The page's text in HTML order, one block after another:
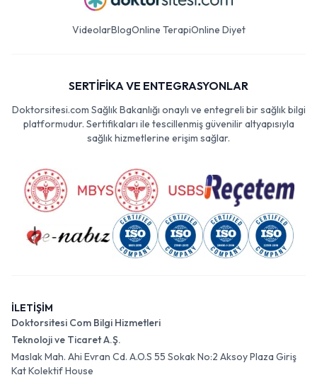
VideolarBlogOnline TerapiOnline Diyet
SERTİFİKA VE ENTEGRASYONLAR
Doktorsitesi.com Sağlık Bakanlığı onaylı ve entegreli bir sağlık bilgi
platformudur. Sertifikaları ile tescillenmiş güvenilir altyapısıyla
sağlık hizmetlerine erişim sağlar.
İLETİŞİM
Doktorsitesi Com Bilgi Hizmetleri
Teknoloji ve Ticaret A.Ş.
Maslak Mah. Ahi Evran Cd. A.O.S 55 Sokak No:2 Aksoy Plaza Giriş
Kat Kolektif House